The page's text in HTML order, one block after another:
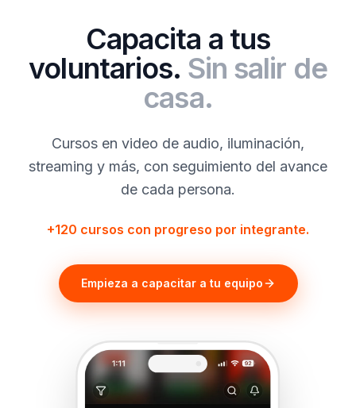
Capacita a tus
voluntarios. Sin salir de
casa.
Cursos en video de audio, iluminación,
streaming y más, con seguimiento del avance
de cada persona.
+120 cursos con progreso por integrante.
Empieza a capacitar a tu equipo